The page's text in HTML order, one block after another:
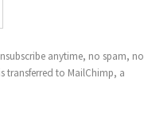
anytime, no spam, no
transferred to MailChimp, a